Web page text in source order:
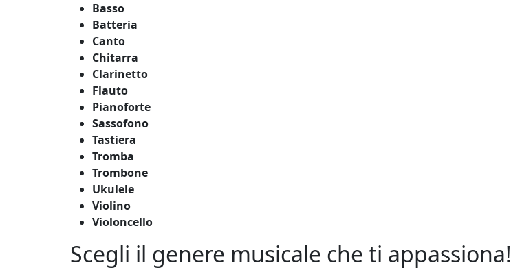
Basso
Batteria
Canto
Chitarra
Clarinetto
Flauto
Pianoforte
Sassofono
Tastiera
Tromba
Trombone
Ukulele
Violino
Violoncello
Scegli il genere musicale che ti appassiona!